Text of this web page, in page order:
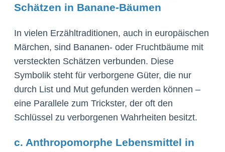
Schätzen in Banane-Bäumen
In vielen Erzähltraditionen, auch in europäischen
Märchen, sind Bananen- oder Fruchtbäume mit
versteckten Schätzen verbunden. Diese
Symbolik steht für verborgene Güter, die nur
durch List und Mut gefunden werden können –
eine Parallele zum Trickster, der oft den
Schlüssel zu verborgenen Wahrheiten besitzt.
c. Anthropomorphe Lebensmittel in